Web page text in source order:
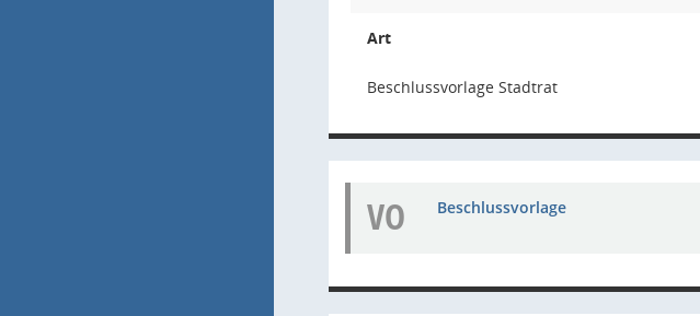
Art
Beschlussvorlage Stadtrat
VO Beschlussvorlage